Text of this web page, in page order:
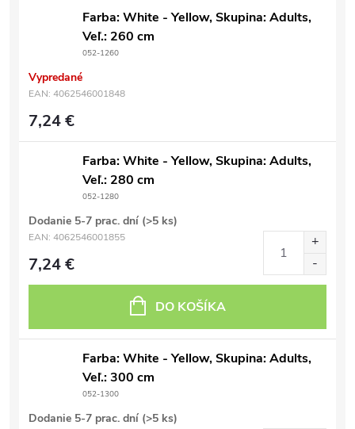
Farba: White - Yellow, Skupina: Adults,
Veľ.: 260 cm
052-1260
Vypredané
EAN: 4062546001848
7,24 €
Farba: White - Yellow, Skupina: Adults,
Veľ.: 280 cm
052-1280
Dodanie 5-7 prac. dní (>5 ks)
EAN: 4062546001855
7,24 €
DO KOŠÍKA
Farba: White - Yellow, Skupina: Adults,
Veľ.: 300 cm
052-1300
Dodanie 5-7 prac. dní (>5 ks)